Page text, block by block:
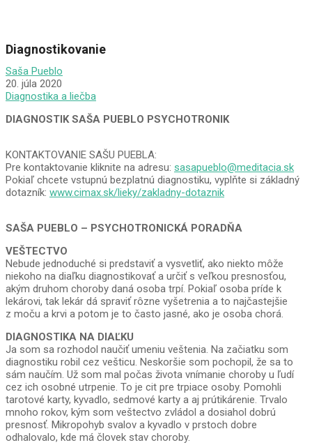
Diagnostikovanie
Saša Pueblo
20. júla 2020
Diagnostika a liečba
DIAGNOSTIK SAŠA PUEBLO PSYCHOTRONIK
KONTAKTOVANIE SAŠU PUEBLA:
Pre kontaktovanie kliknite na adresu: sasapueblo@meditacia.sk
Pokiaľ chcete vstupnú bezplatnú diagnostiku, vyplňte si základný
dotazník: www.cimax.sk/lieky/zakladny-dotaznik
SAŠA PUEBLO – PSYCHOTRONICKÁ PORADŇA
VEŠTECTVO
Nebude jednoduché si predstaviť a vysvetliť, ako niekto môže
niekoho na diaľku diagnostikovať a určiť s veľkou presnosťou,
akým druhom choroby daná osoba trpí. Pokiaľ osoba príde k
lekárovi, tak lekár dá spraviť rôzne vyšetrenia a to najčastejšie
z moču a krvi a potom je to často jasné, ako je osoba chorá.
DIAGNOSTIKA NA DIAĽKU
Ja som sa rozhodol naučiť umeniu veštenia. Na začiatku som
diagnostiku robil cez vešticu. Neskoršie som pochopil, že sa to
sám naučím. Už som mal počas života vnímanie choroby u ľudí
cez ich osobné utrpenie. To je cit pre trpiace osoby. Pomohli
tarotové karty, kyvadlo, sedmové karty a aj prútikárenie. Trvalo
mnoho rokov, kým som veštectvo zvládol a dosiahol dobrú
presnosť. Mikropohyb svalov a kyvadlo v prstoch dobre
odhalovalo, kde má človek stav choroby.